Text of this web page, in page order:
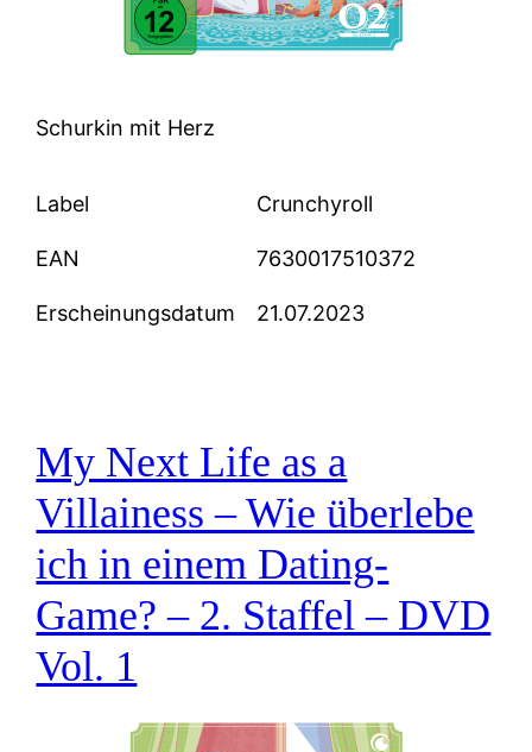
Schurkin mit Herz
Label Crunchyroll
EAN 7630017510372
Erscheinungsdatum 21.07.2023
My Next Life as a
Villainess – Wie überlebe
ich in einem Dating-
Game? – 2. Staffel – DVD
Vol. 1